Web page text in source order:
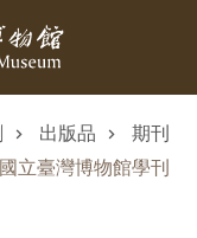
出版品
期刊
國立臺灣博物館學刊